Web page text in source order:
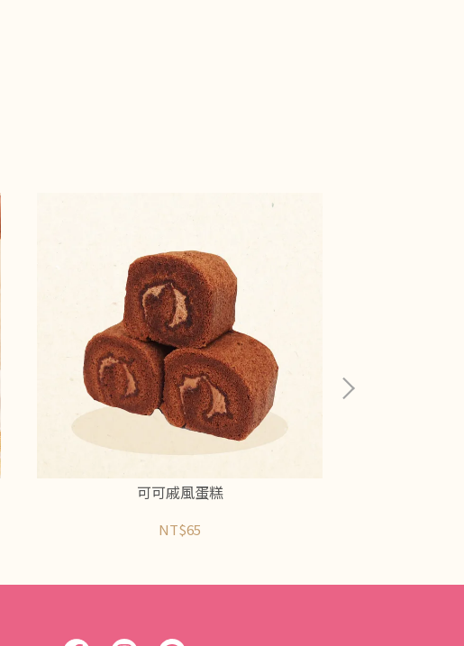
可可戚風蛋糕
NT$65